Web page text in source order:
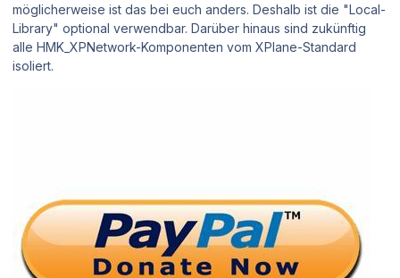
möglicherweise ist das bei euch anders. Deshalb ist die "Local-
Library" optional verwendbar. Darüber hinaus sind zukünftig
alle HMK_XPNetwork-Komponenten vom XPlane-Standard
isoliert.